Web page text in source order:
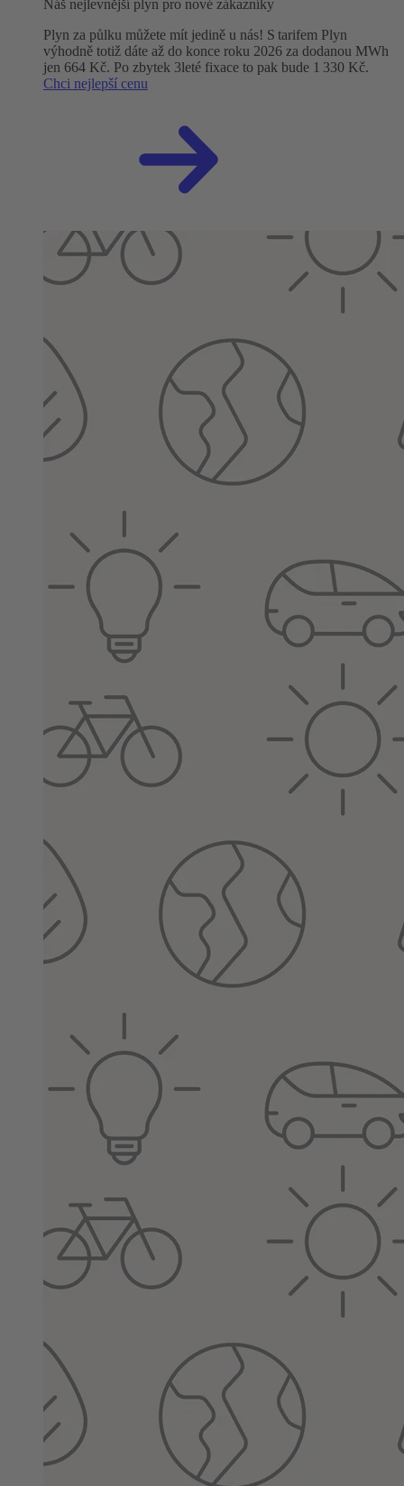
Náš nejlevnější plyn pro nové zákazníky
Plyn za půlku můžete mít jedině u nás! S tarifem Plyn
výhodně totiž dáte až do konce roku 2026 za dodanou MWh
jen 664 Kč. Po zbytek 3leté fixace to pak bude 1 330 Kč.
Chci nejlepší cenu